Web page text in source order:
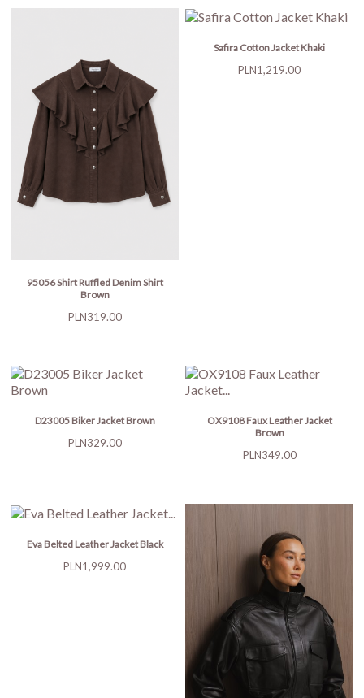
95056 Shirt Ruffled Denim Shirt
Brown
Price
PLN319.00
Safira Cotton Jacket Khaki
Price
PLN1,219.00
D23005 Biker Jacket Brown
Price
PLN329.00
OX9108 Faux Leather Jacket
Brown
Price
PLN349.00
Eva Belted Leather Jacket Black
Price
PLN1,999.00